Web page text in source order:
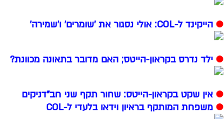
●הייקינד ל-COL: אולי נסגור את 'שומרים' ו'שמירה'
●ילד נדרס בקראון-הייטס; האם מדובר בתאונה מכוונת?
●אין שקט בקראון-הייטס: שחור תקף שני חב"דניקים
● משפחת המותקף בראיון וידאו בלעדי ל-COL